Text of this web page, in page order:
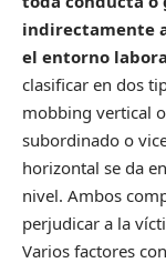
indirectamente
el entorno
clasificar en dos
mobbing vertical
subordinado o
horizontal se da
nivel. Ambos
perjudicar a la
Varios factores